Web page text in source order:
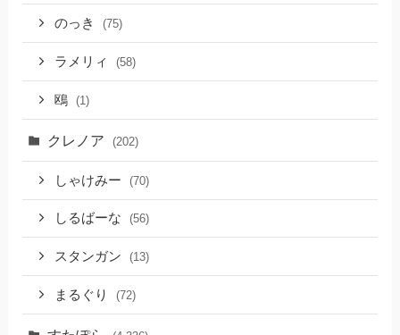
のっき (75)
ラメリィ (58)
鴎 (1)
クレノア (202)
しゃけみー (70)
しるばーな (56)
スタンガン (13)
まるぐり (72)